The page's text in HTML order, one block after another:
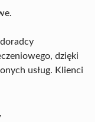
dzięki
usług. Klienci